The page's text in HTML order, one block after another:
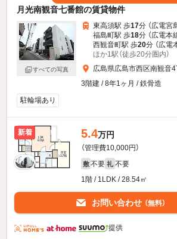
月光南観音七番館の賃貸物件
すべての写真
東高須駅 歩17分 （広電宮
福島町駅 歩18分 （広電本
西観音町駅 歩20分 （広電
ほか1駅（徒歩20分圏内）
広島県広島市西区南観音4
3階建 / 8年1ヶ月 / 鉄骨造
駐輪場あり
新着 5.4万円
（管理費10,000円）
敷 不要 礼 不要
1階 / 1LDK / 28.54㎡
お問い合わせ （無料）
提供